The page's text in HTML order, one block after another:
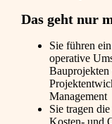
Das geht nur
Sie führen
operative
Bauprojekten
Management
Sie tragen
Kosten- und